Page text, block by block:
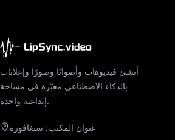
أنشئ فيديوهات وأصواتًا وصورًا وإعلانات
بالذكاء الاصطناعي معبّرة في مساحة
إبداعية واحدة.
عنوان المكتب: سنغافورة